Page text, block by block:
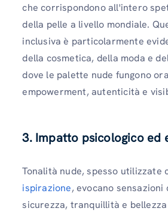
che corrispondono all'intero
della pelle a livello mondiale.
inclusiva è particolarmente
della cosmetica, della moda e
dove le palette nude fungono
empowerment, autenticità e
3. Impatto psicologico ed
Tonalità nude, spesso utilizzate
ispirazione, evocano sensazioni
sicurezza, tranquillità e